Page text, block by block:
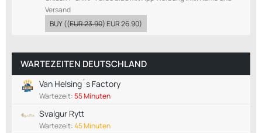
Versand
BUY((EUR 23.90)EUR 26.90)
WARTEZEITEN DEUTSCHLAND
Van Helsing´s Factory
Wartezeit:55 Minuten
Svalgur Rytt
Wartezeit:45 Minuten